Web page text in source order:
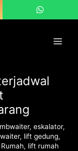
, eskalator,
, lift gedung,
, lift rumah